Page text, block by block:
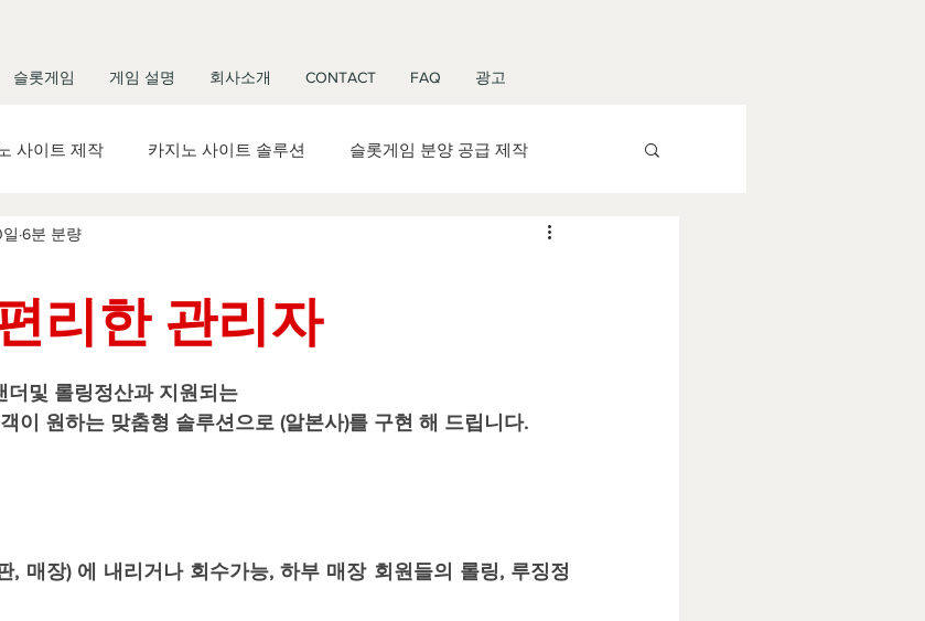
슬롯게임 게임 설명 회사소개 CONTACT FAQ 광고
사이트 제작 카지노 사이트 솔루션 슬롯게임 분양 공급 제작
카지노 사이트 제작 임대
격 바카라제작 바카라사이트제작
카라 사이트 본사 바카라 사이트 솔루션 바카라 API
6분 분량
리한 관리자
더및 롤링정산과 지원되는
이 원하는 맞춤형 솔루션으로 (알본사)를 구현 해 드립니다.
, 매장) 에 내리거나 회수가능, 하부 매장 회원들의 롤링, 루징정